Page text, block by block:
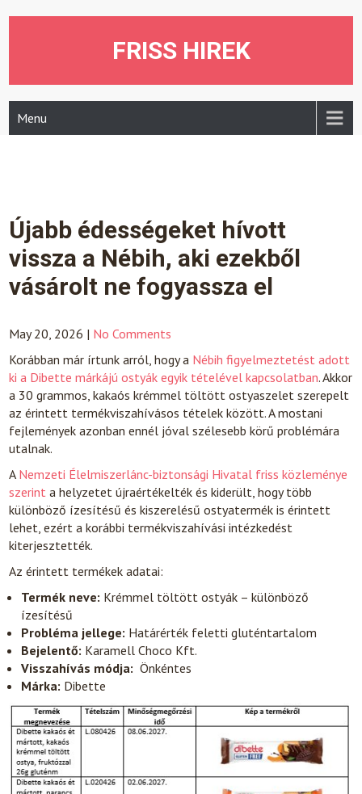
FRISS HIREK
Menu
Újabb édességeket hívott
vissza a Nébih, aki ezekből
vásárolt ne fogyassza el
May 20, 2026 | No Comments
Korábban már írtunk arról, hogy a Nébih figyelmeztetést adott
ki a Dibette márkájú ostyák egyik tételével kapcsolatban. Akkor
a 30 grammos, kakaós krémmel töltött ostyaszelet szerepelt
az érintett termékviszahívásos tételek között. A mostani
fejlemények azonban ennél jóval szélesebb körű problémára
utalnak.
A Nemzeti Élelmiszerlánc-biztonsági Hivatal friss közleménye
szerint a helyzetet újraértékelték és kiderült, hogy több
különböző ízesítésű és kiszerelésű ostyatermék is érintett
lehet, ezért a korábbi termékviszahívási intézkedést
kiterjesztették.
Az érintett termékek adatai:
Termék neve: Krémmel töltött ostyák – különböző
ízesítésű
Probléma jellege: Határérték feletti gluténtartalom
Bejelentő: Karamell Choco Kft.
Visszahívás módja: Önkéntes
Márka: Dibette